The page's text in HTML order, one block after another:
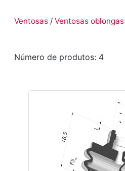
Ventosas / Ventosas oblongas
Número de produtos: 4